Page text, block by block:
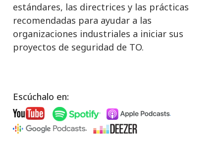
estándares, las directrices y las prácticas
recomendadas para ayudar a las
organizaciones industriales a iniciar sus
proyectos de seguridad de TO.
Escúchalo en:
.
.